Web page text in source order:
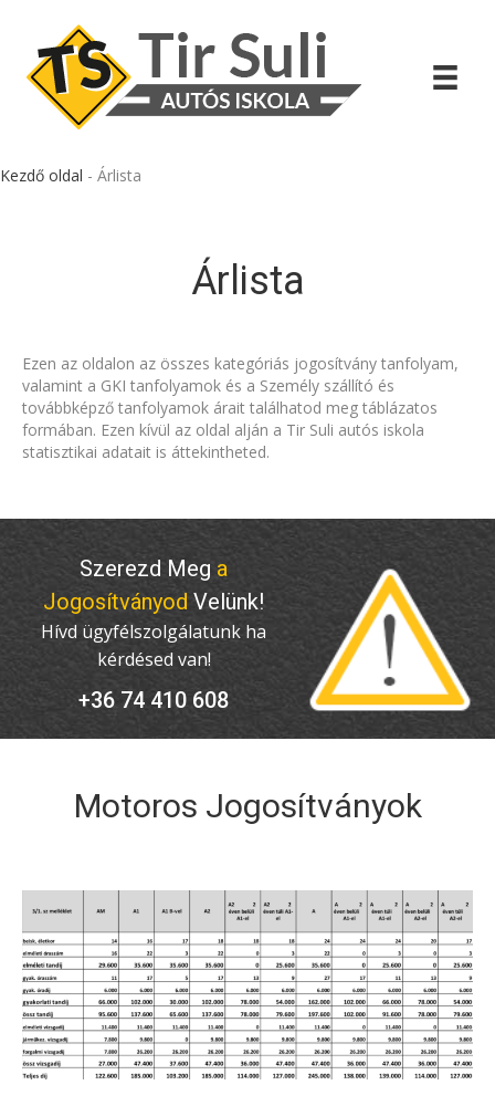
Kezdő oldal - Árlista
Árlista
Ezen az oldalon az összes kategóriás jogosítvány tanfolyam,
valamint a GKI tanfolyamok és a Személy szállító és
továbbképző tanfolyamok árait találhatod meg táblázatos
formában. Ezen kívül az oldal alján a Tir Suli autós iskola
statisztikai adatait is áttekintheted.
Szerezd Meg a
Jogosítványod Velünk!
Hívd ügyfélszolgálatunk ha
kérdésed van!
+36 74 410 608
Motoros Jogosítványok